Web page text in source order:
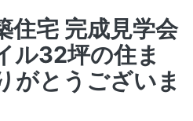
住宅 完成見学会
ル32坪の住ま
がとうございま